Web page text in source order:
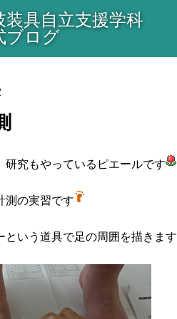
装具自立支援学科
ブログ
研究もやっているピエールです
測の実習です
という道具で足の周囲を描きます